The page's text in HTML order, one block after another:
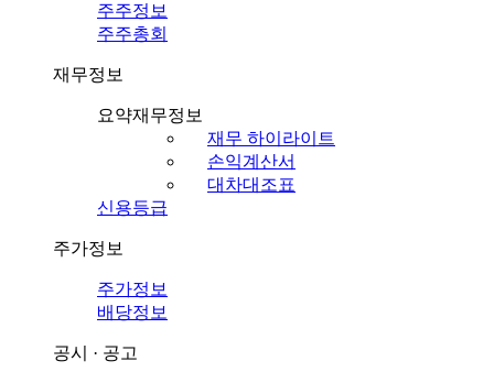
주주정보
주주총회
재무정보
요약재무정보
재무 하이라이트
손익계산서
대차대조표
신용등급
주가정보
주가정보
배당정보
공시 · 공고